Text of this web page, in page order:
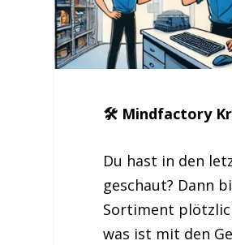
🛠 Mindfactory
Du hast in den
geschaut? Dann
Sortiment
was ist mit den